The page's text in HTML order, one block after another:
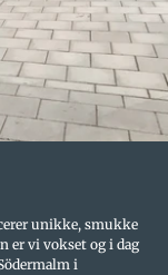
unikke, smukke
er vi vokset og i dag
i